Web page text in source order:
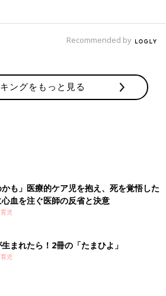
ような大きな病院が主治医になってい
病院では大けがをした人や入院患者が
たり道がふさがれたりして、救助に行け
いてください。飲料水や薬、食事・栄養
どのケア用品、吸引・経管栄養・導尿な
分、すぐ持ち出せるように置いておき
域の様子を把握しておく
て、住んでいる場所に津波や豪雨、土
度あるか、前もって確認しておきま
ような生活をしているかで、災害時の
えば洪水が起こった時、一戸建てに住
に逃げたほうがいいですが、マンショ
はそこにとどまったほうが安全です。
している場合は、高層階に住んでいて
Recommended by
ングをもっと見る
かも」医療的ケア児を抱え、死を覚悟した
血を注ぐ医師の反省と決意
児
まれたら！2冊の「たまひよ」
児